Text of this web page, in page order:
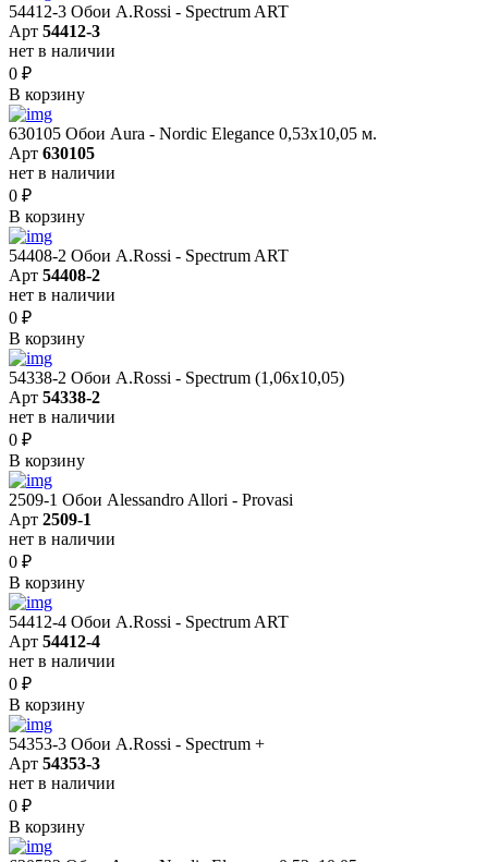
54412-3 Обои A.Rossi - Spectrum ART
Арт 54412-3
нет в наличии
0 ₽
В корзину
630105 Обои Aura - Nordic Elegance 0,53x10,05 м.
Арт 630105
нет в наличии
0 ₽
В корзину
54408-2 Обои A.Rossi - Spectrum ART
Арт 54408-2
нет в наличии
0 ₽
В корзину
54338-2 Обои A.Rossi - Spectrum (1,06x10,05)
Арт 54338-2
нет в наличии
0 ₽
В корзину
2509-1 Обои Alessandro Allori - Provasi
Арт 2509-1
нет в наличии
0 ₽
В корзину
54412-4 Обои A.Rossi - Spectrum ART
Арт 54412-4
нет в наличии
0 ₽
В корзину
54353-3 Обои A.Rossi - Spectrum +
Арт 54353-3
нет в наличии
0 ₽
В корзину